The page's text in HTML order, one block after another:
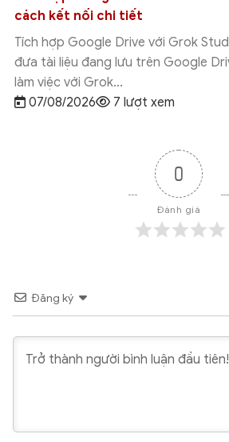
cách kết nối chi tiết
Tích hợp Google Drive với Grok
đưa tài liệu đang lưu trên Google
làm việc với Grok...
07/08/2026
7 lượt xem
0
Đánh giá
Đăng ký